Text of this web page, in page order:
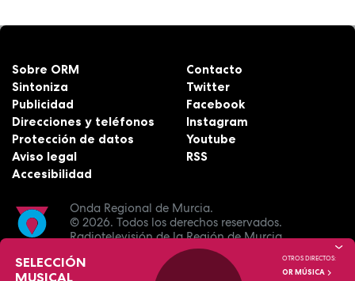
Onda Regional de Murcia.
© 2026. Todos los derechos reservados.
Radiotelevisión de la Región de Murcia.
Sobre ORM
Sintoniza
Publicidad
Direcciones y teléfonos
Protección de datos
Aviso legal
Accesibilidad
Contacto
Twitter
Facebook
Instagram
Youtube
RSS
SELECCIÓN
MUSICAL
OTROS DIRECTOS:
OR MÚSICA